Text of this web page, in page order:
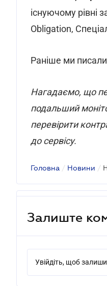
існуючому рівні
Obligation,
Раніше ми
Нагадаємо, що
подальший
перевірити
до сервісу.
Головна / Новини /
Залиште
Увійдіть, щоб